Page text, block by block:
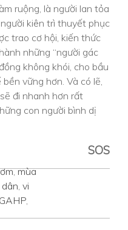
ruộng, là người lan tỏa
kiên trì thuyết phục
trao cơ hội, kiến thức
những “người gác
không khói, cho bầu
vững hơn. Và có lẽ,
đi nhanh hơn rất
con người bình dị
SOS
,mùa
, vi
GAHP,